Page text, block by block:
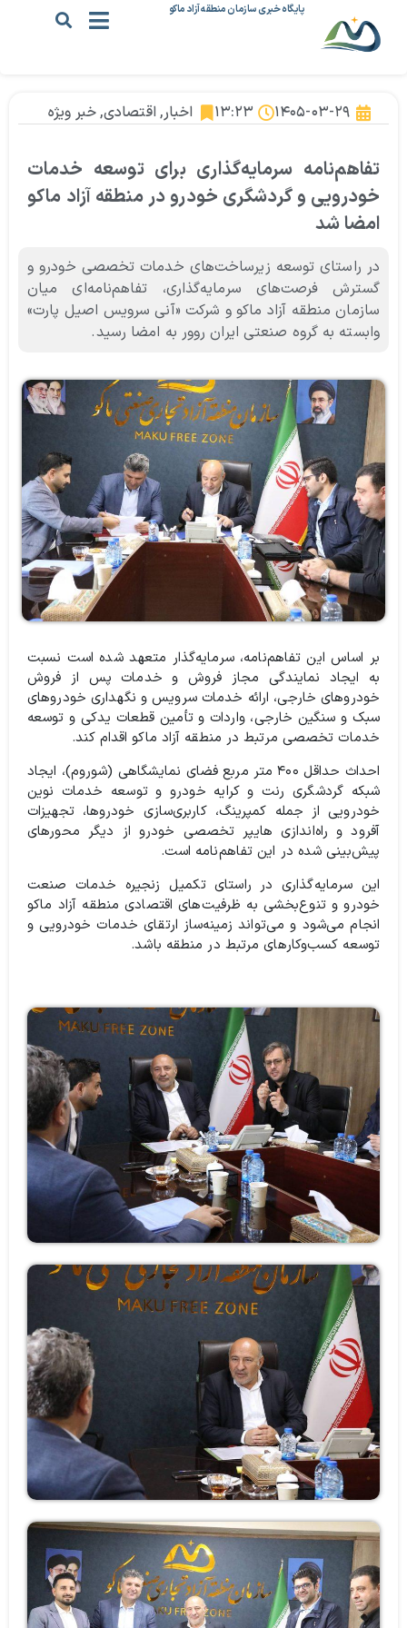
پایگاه خبری سازمان منطقه آزاد ماکو
۱۴۰۵-۰۳-۲۹ ۱۳:۲۳ اخبار, اقتصادی,خبر ویژه
تفاهم‌نامه سرمایه‌گذاری برای توسعه خدمات
خودرویی و گردشگری خودرو در منطقه آزاد ماکو
امضا شد
در راستای توسعه زیرساخت‌های خدمات تخصصی خودرو و
گسترش فرصت‌های سرمایه‌گذاری، تفاهم‌نامه‌ای میان
سازمان منطقه آزاد ماکو و شرکت «آنی سرویس اصیل پارت»
وابسته به گروه صنعتی ایران روور به امضا رسید.
بر اساس این تفاهم‌نامه، سرمایه‌گذار متعهد شده است نسبت
به ایجاد نمایندگی مجاز فروش و خدمات پس از فروش
خودروهای خارجی، ارائه خدمات سرویس و نگهداری خودروهای
سبک و سنگین خارجی، واردات و تأمین قطعات یدکی و توسعه
خدمات تخصصی مرتبط در منطقه آزاد ماکو اقدام کند.
احداث حداقل ۴۰۰ متر مربع فضای نمایشگاهی (شوروم)، ایجاد
شبکه گردشگری رنت و کرایه خودرو و توسعه خدمات نوین
خودرویی از جمله کمپرینگ، کاربری‌سازی خودروها، تجهیزات
آفرود و راه‌اندازی هایپر تخصصی خودرو از دیگر محورهای
پیش‌بینی شده در این تفاهم‌نامه است.
این سرمایه‌گذاری در راستای تکمیل زنجیره خدمات صنعت
خودرو و تنوع‌بخشی به ظرفیت‌های اقتصادی منطقه آزاد ماکو
انجام می‌شود و می‌تواند زمینه‌ساز ارتقای خدمات خودرویی و
توسعه کسب‌وکارهای مرتبط در منطقه باشد.